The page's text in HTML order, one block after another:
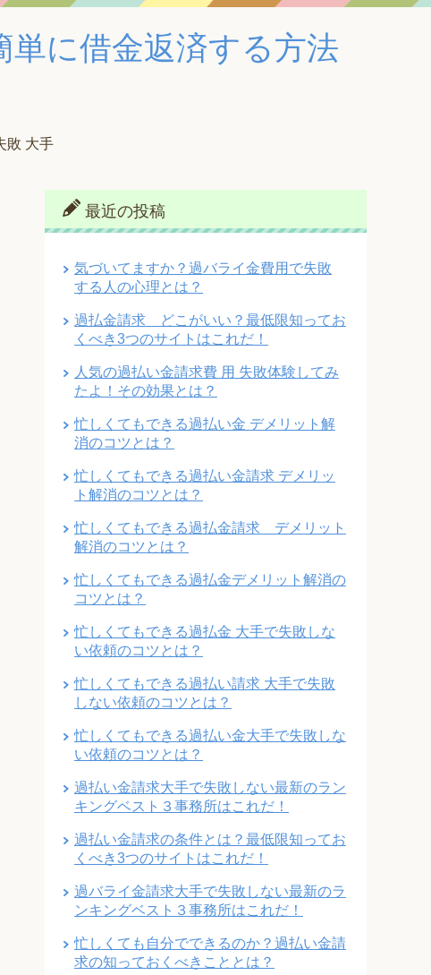
に借金返済する方法
敗 大手
最近の投稿
気づいてますか？過バライ金費用で失敗
する人の心理とは？
過払金請求 どこがいい？最低限知ってお
くべき3つのサイトはこれだ！
人気の過払い金請求費 用 失敗体験してみ
たよ！その効果とは？
忙しくてもできる過払い金 デメリット解
消のコツとは？
忙しくてもできる過払い金請求 デメリッ
ト解消のコツとは？
忙しくてもできる過払金請求 デメリット
解消のコツとは？
忙しくてもできる過払金デメリット解消の
コツとは？
忙しくてもできる過払金 大手で失敗しな
い依頼のコツとは？
忙しくてもできる過払い請求 大手で失敗
しない依頼のコツとは？
忙しくてもできる過払い金大手で失敗しな
い依頼のコツとは？
過払い金請求大手で失敗しない最新のラン
キングベスト３事務所はこれだ！
過払い金請求の条件とは？最低限知ってお
くべき3つのサイトはこれだ！
過バライ金請求大手で失敗しない最新のラ
ンキングベスト３事務所はこれだ！
忙しくても自分でできるのか？過払い金請
求の知っておくべきこととは？